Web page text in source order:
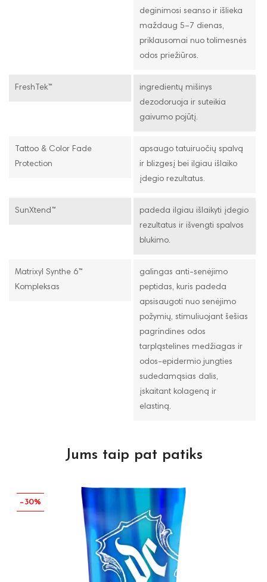
deginimosi seanso ir išlieka
maždaug 5–7 dienas,
priklausomai nuo tolimesnės
odos priežiūros.
FreshTek™
ingredientų mišinys
dezodoruoja ir suteikia
gaivumo pojūtį.
Tattoo & Color Fade
Protection
apsaugo tatuiruočių spalvą
ir blizgesį bei ilgiau išlaiko
įdegio rezultatus.
SunXtend™
padeda ilgiau išlaikyti įdegio
rezultatus ir išvengti spalvos
blukimo.
Matrixyl Synthe 6™
Kompleksas
galingas anti-senėjimo
peptidas, kuris padeda
apsisaugoti nuo senėjimo
požymių, stimuliuojant šešias
pagrindines odos
tarpląstelines medžiagas ir
odos-epidermio jungties
sudedamąsias dalis,
įskaitant kolageną ir
elastiną.
Jums taip pat patiks
−30%